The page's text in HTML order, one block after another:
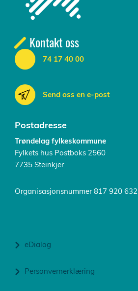
Kontakt oss
74 17 40 00
Send oss en e-post
Postadresse
Trøndelag fylkeskommune
Fylkets hus Postboks 2560
7735 Steinkjer
Organisasjonsnummer 817 920 632
eDialog
Personvernerklæring